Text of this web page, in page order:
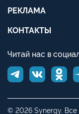
РЕКЛАМА
КОНТАКТЫ
Читай нас в
© 2026 Synergy. Все